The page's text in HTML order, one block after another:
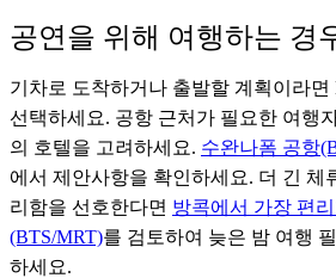
공연을 위해 여행하는 경
기차로 도착하거나 출발할 계획이라
선택하세요. 공항 근처가 필요한 여행
의 호텔을 고려하세요. 수완나폼 공항
에서 제안사항을 확인하세요. 더 긴 체
리함을 선호한다면 방콕에서 가장 편
(BTS/MRT)를 검토하여 늦은 밤 여행
하세요.